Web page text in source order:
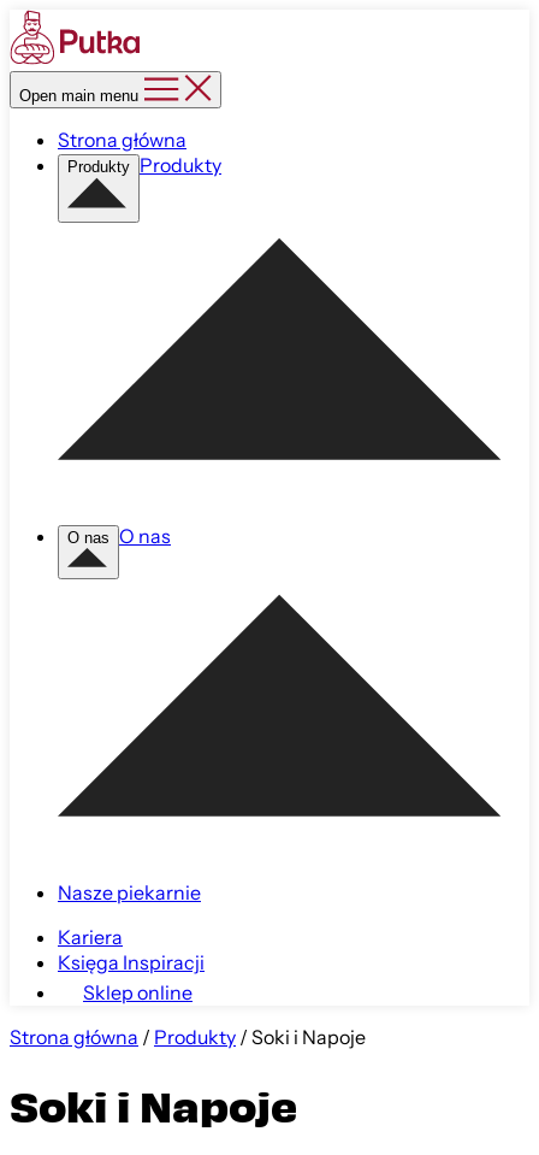
Open main menu
Strona główna
Produkty Produkty
O nas O nas
Nasze piekarnie
Kariera
Księga Inspiracji
Sklep online
Strona główna / Produkty/Soki i Napoje
Soki i Napoje